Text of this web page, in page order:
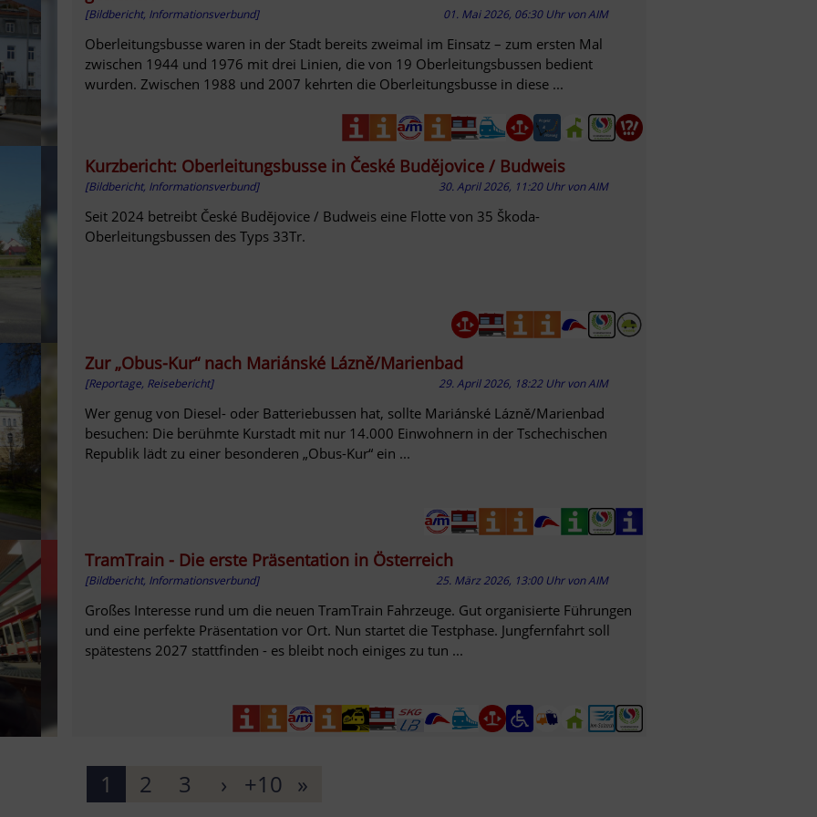
[Bildbericht, Informationsverbund] 01. Mai 2026, 06:30 Uhr vonAIM
Oberleitungsbusse waren in der Stadt bereits zweimal im Einsatz – zum ersten Mal
zwischen 1944 und 1976 mit drei Linien, die von 19 Oberleitungsbussen bedient
wurden. Zwischen 1988 und 2007 kehrten die Oberleitungsbusse in diese ...
Kurzbericht: Oberleitungsbusse in České Budějovice / Budweis
[Bildbericht, Informationsverbund] 30. April 2026, 11:20 Uhr vonAIM
Seit 2024 betreibt České Budějovice / Budweis eine Flotte von 35 Škoda-
Oberleitungsbussen des Typs 33Tr.
Zur „Obus-Kur“ nach Mariánské Lázně/Marienbad
[Reportage, Reisebericht] 29. April 2026, 18:22 Uhr vonAIM
Wer genug von Diesel- oder Batteriebussen hat, sollte Mariánské Lázně/Marienbad
besuchen: Die berühmte Kurstadt mit nur 14.000 Einwohnern in der Tschechischen
Republik lädt zu einer besonderen „Obus-Kur“ ein ...
TramTrain - Die erste Präsentation in Österreich
[Bildbericht, Informationsverbund] 25. März 2026, 13:00 Uhr vonAIM
Großes Interesse rund um die neuen TramTrain Fahrzeuge. Gut organisierte Führungen
und eine perfekte Präsentation vor Ort. Nun startet die Testphase. Jungfernfahrt soll
spätestens 2027 stattfinden - es bleibt noch einiges zu tun ...
1 2 3 › +10 »